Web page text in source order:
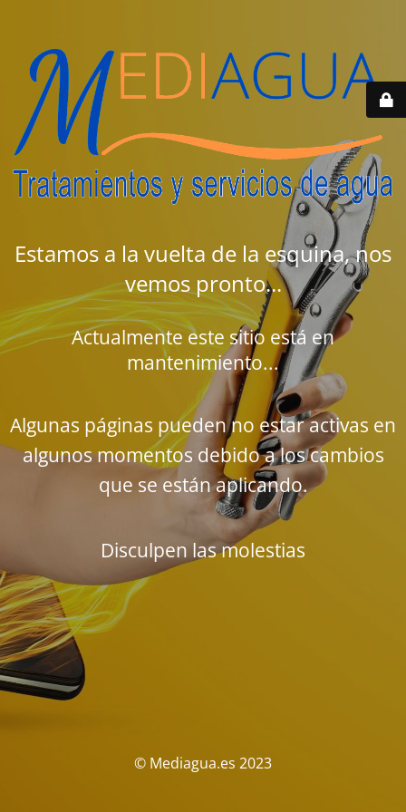
Estamos a la vuelta de la esquina, nos
vemos pronto...
Actualmente este sitio está en
mantenimiento...
Algunas páginas pueden no estar activas en
algunos momentos debido a los cambios
que se están aplicando.
Disculpen las molestias
© Mediagua.es 2023